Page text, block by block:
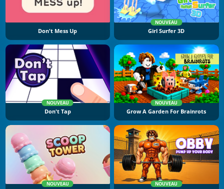
Don't Mess Up
NOUVEAU
Girl Surfer 3D
NOUVEAU
Don't Tap
NOUVEAU
Grow A Garden For Brainrots
NOUVEAU NOUVEAU